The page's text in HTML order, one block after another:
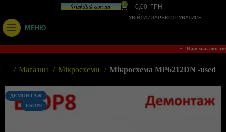
0 0,00 ГРН
УВІЙТИ / ЗАРЕЄСТРУВАТИСЬ
МЕНЮ
• Наш магазин
Магазин Мікросхеми Мікросхема MP6212DN -used
ДЕМОНТАЖ
ESOP8